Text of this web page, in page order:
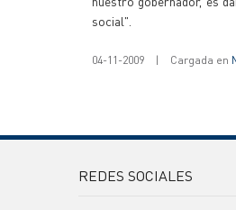
social".
04-11-2009 | Cargada en
REDES SOCIALES